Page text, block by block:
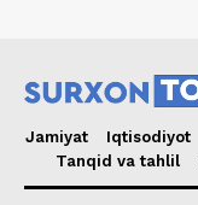
Jamiyat Iqtisodiyot
Tanqid va tahlil